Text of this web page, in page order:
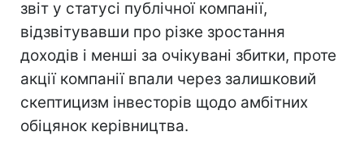
звіт у статусі публічної компанії,
відзвітувавши про різке зростання
доходів і менші за очікувані збитки, проте
акції компанії впали через залишковий
скептицизм інвесторів щодо амбітних
обіцянок керівництва.